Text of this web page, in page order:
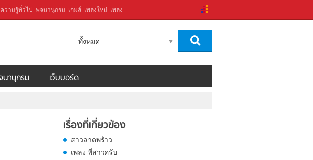
ความรู้ทั่วไป พจนานุกรม เกมส์ เพลงใหม่ เพลง
ทั้งหมด
นานุกรม เว็บบอร์ด
เรื่องที่เกี่ยวข้อง
สาวลาดพร้าว
เพลง พี่สาวครับ